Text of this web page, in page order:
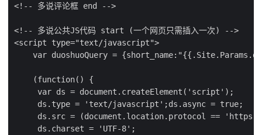
<!-- 多说评论框 end -->
<!-- 多说公共JS代码 start (一个网页只需插入一次) -->
<script type="text/javascript">
var duoshuoQuery =
    (function() {
     var ds = document.createElement('script');
     ds.type = 'text/javascript';ds.async = true;
ds.src = (document.location.protocol ==
     ds.charset = 'UTF-8';